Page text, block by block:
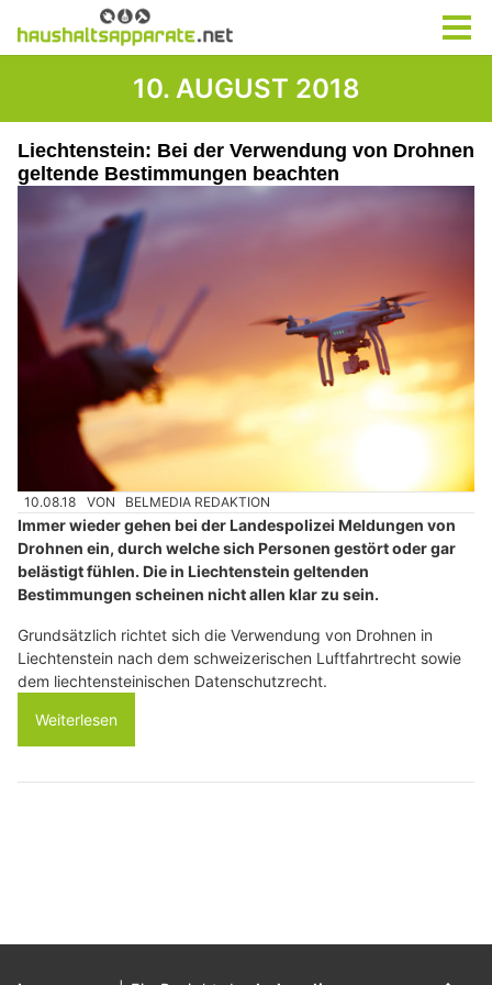
10. AUGUST 2018
Liechtenstein: Bei der Verwendung von Drohnen
geltende Bestimmungen beachten
10.08.18 VON BELMEDIA REDAKTION
Immer wieder gehen bei der Landespolizei Meldungen von
Drohnen ein, durch welche sich Personen gestört oder gar
belästigt fühlen. Die in Liechtenstein geltenden
Bestimmungen scheinen nicht allen klar zu sein.
Grundsätzlich richtet sich die Verwendung von Drohnen in
Liechtenstein nach dem schweizerischen Luftfahrtrecht sowie
dem liechtensteinischen Datenschutzrecht.
Weiterlesen